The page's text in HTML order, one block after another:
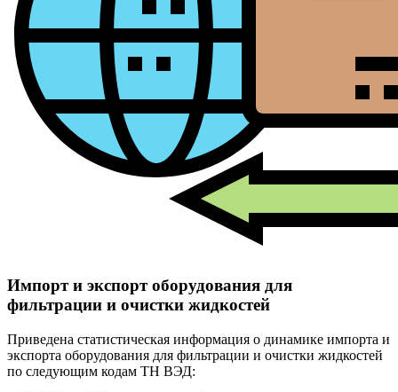
Импорт и экспорт оборудования для
фильтрации и очистки жидкостей
Приведена статистическая информация о динамике импорта и
экспорта оборудования для фильтрации и очистки жидкостей
по следующим кодам ТН ВЭД: